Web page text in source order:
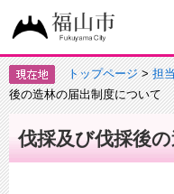
トップページ>担
後の造林の届出制度について
伐採及び伐採後